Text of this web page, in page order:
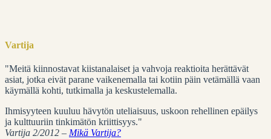
Vartija
"Meitä kiinnostavat kiistanalaiset ja vahvoja reaktioita herättävät
asiat, jotka eivät parane vaikenemalla tai kotiin päin vetämällä vaan
käymällä kohti, tutkimalla ja keskustelemalla.
Ihmisyyteen kuuluu hävytön uteliaisuus, uskoon rehellinen epäilys
ja kulttuuriin tinkimätön kriittisyys."
Vartija 2/2012 – Mikä Vartija?